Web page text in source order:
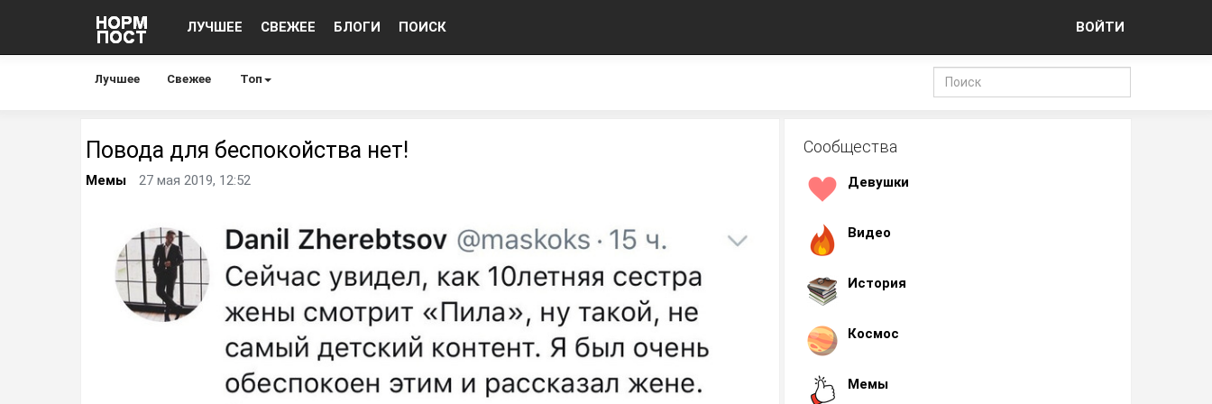
ЛУЧШЕЕ СВЕЖЕЕ БЛОГИ ПОИСК ВОЙТИ
Лучшее Свежее Топ
Повода для беспокойства нет!
Мемы 27 мая 2019, 12:52
Сообщества
Девушки
Видео
История
Космос
Мемы